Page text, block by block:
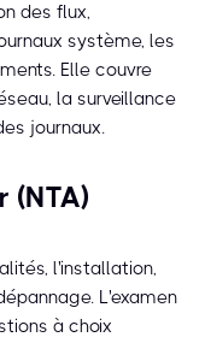
des flux,
système, les
Elle couvre
la surveillance
journaux.
(NTA)
l'installation,
L'examen
à choix